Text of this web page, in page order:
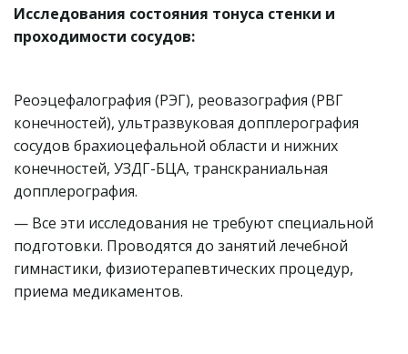
Исследования состояния тонуса стенки и
проходимости сосудов:
Реоэцефалография (РЭГ), реовазография (РВГ
конечностей), ультразвуковая допплерография
сосудов брахиоцефальной области и нижних
конечностей, УЗДГ-БЦА, транскраниальная
допплерография.
— Все эти исследования не требуют специальной
подготовки. Проводятся до занятий лечебной
гимнастики, физиотерапевтических процедур,
приема медикаментов.